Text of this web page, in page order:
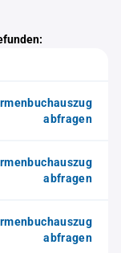
abfragen
abfragen
abfragen